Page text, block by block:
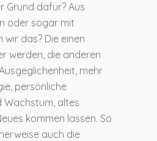
Grund dafür? Aus
oder sogar mit
wir das? Die einen
werden, die anderen
mehr
persönliche
Wachstum, altes
kommen lassen. So
auch die